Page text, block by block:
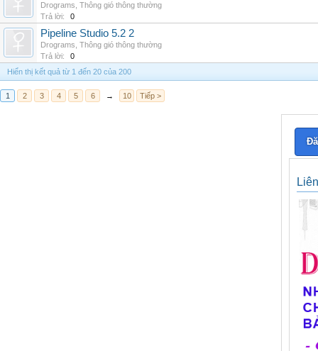
Drograms Thông gió thông thường
Trả lời:
0
Pipeline Studio 5.2 2
Drograms Thông gió thông thường
Trả lời:
0
Hiển thị kết quả từ 1 đến 20 của 200
1 2 3 4 5 6 → 10 Tiếp >